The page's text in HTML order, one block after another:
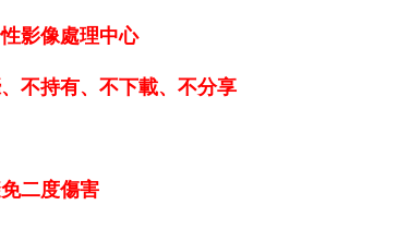
影像處理中心
不持有、不下載、不分享
二度傷害